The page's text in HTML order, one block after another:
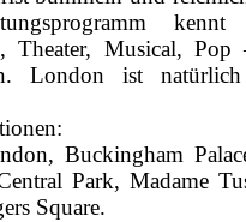
kennt
Theater, Musical, Pop
London ist
Buckingham
Park, Madame
Square.